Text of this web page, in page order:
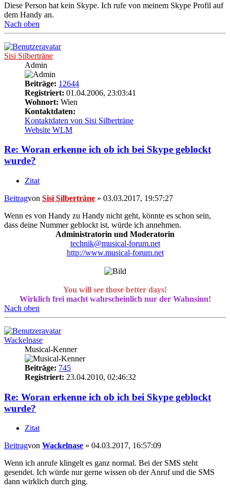
Diese Person hat kein Skype. Ich rufe von meinem Skype Profil auf
dem Handy an.
Nach oben
Sisi Silberträne
Admin
Beiträge: 12644
Registriert: 01.04.2006, 23:03:41
Wohnort: Wien
Kontaktdaten:
Kontaktdaten von Sisi Silberträne
Website WLM
Re: Woran erkenne ich ob ich bei Skype geblockt
wurde?
Zitat
Beitragvon Sisi Silberträne » 03.03.2017, 19:57:27
Wenn es von Handy zu Handy nicht geht, könnte es schon sein,
dass deine Nummer geblockt ist, würde ich annehmen.
Administratorin und Moderatorin
technik@musical-forum.net
http://www.musical-forum.net
You will see those better days!
Wirklich frei macht wahrscheinlich nur der Wahnsinn!
Nach oben
Wackelnase
Musical-Kenner
Beiträge: 745
Registriert: 23.04.2010, 02:46:32
Re: Woran erkenne ich ob ich bei Skype geblockt
wurde?
Zitat
Beitragvon Wackelnase » 04.03.2017, 16:57:09
Wenn ich anrufe klingelt es ganz normal. Bei der SMS steht
gesendet. Ich würde nur gerne wissen ob der Anruf und die SMS
dann wirklich durch ging.